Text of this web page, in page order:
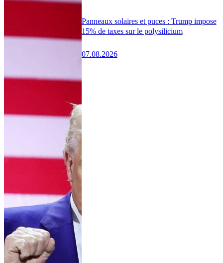
Panneaux solaires et puces : Trump impose
15% de taxes sur le polysilicium
07.08.2026